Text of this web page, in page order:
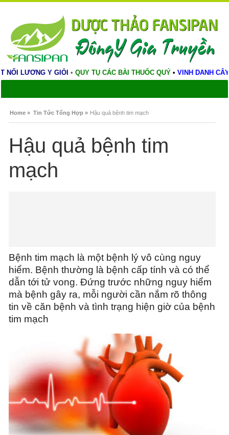
Y VIỆT . VN •KẾT NỐI LƯƠNG Y GIỎI•QUY TỤ CÁC BÀI THUỐC
Home » Tin Tức Tổng Hợp » Hậu quả bệnh tim mạch
Hậu quả bệnh tim
mạch
Bệnh tim mạch là một bệnh lý vô cùng nguy
hiểm. Bệnh thường là bệnh cấp tính và có thể
dẫn tới tử vong. Đứng trước những nguy hiểm
mà bệnh gây ra, mỗi người cần nắm rõ thông
tin về căn bệnh và tình trạng hiện giờ của bệnh
tim mạch